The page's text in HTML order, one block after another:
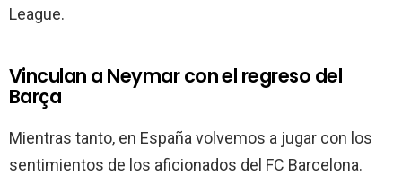
League.
Vinculan a Neymar con el regreso del
Barça
Mientras tanto, en España volvemos a jugar con los
sentimientos de los aficionados del FC Barcelona.